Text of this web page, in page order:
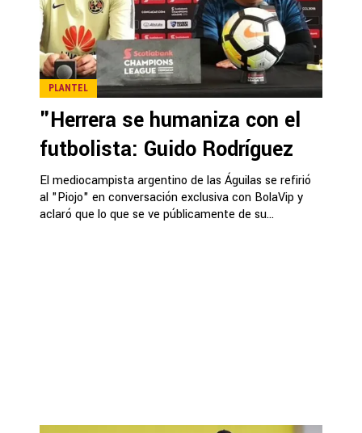
PLANTEL
"Herrera se humaniza con el
futbolista: Guido Rodríguez
El mediocampista argentino de las Águilas se refirió
al "Piojo" en conversación exclusiva con BolaVip y
aclaró que lo que se ve públicamente de su...